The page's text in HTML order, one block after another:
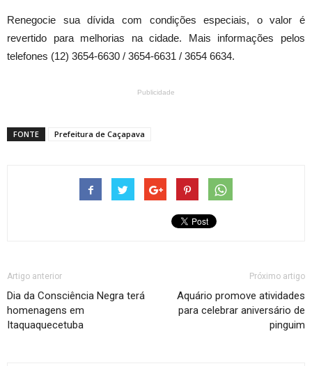
Renegocie sua dívida com condições especiais, o valor é
revertido para melhorias na cidade. Mais informações pelos
telefones (12) 3654-6630 / 3654-6631 / 3654 6634.
Publicidade
FONTE Prefeitura de Caçapava
Artigo anterior
Dia da Consciência Negra terá
homenagens em
Itaquaquecetuba
Próximo artigo
Aquário promove atividades
para celebrar aniversário de
pinguim